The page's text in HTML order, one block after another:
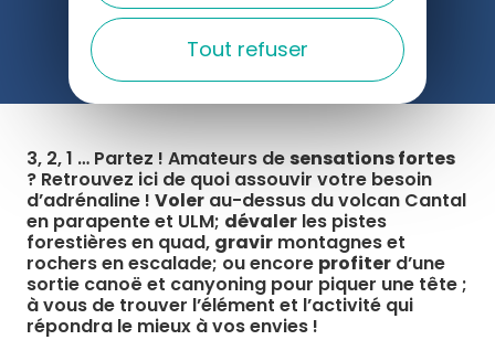
3, 2, 1 … Partez ! Amateurs de sensations fortes
? Retrouvez ici de quoi assouvir votre besoin
d’adrénaline ! Voler au-dessus du volcan Cantal
en parapente et ULM; dévaler les pistes
forestières en quad, gravir montagnes et
rochers en escalade; ou encore profiter d’une
sortie canoë et canyoning pour piquer une tête ;
à vous de trouver l’élément et l’activité qui
répondra le mieux à vos envies !
Tout refuser